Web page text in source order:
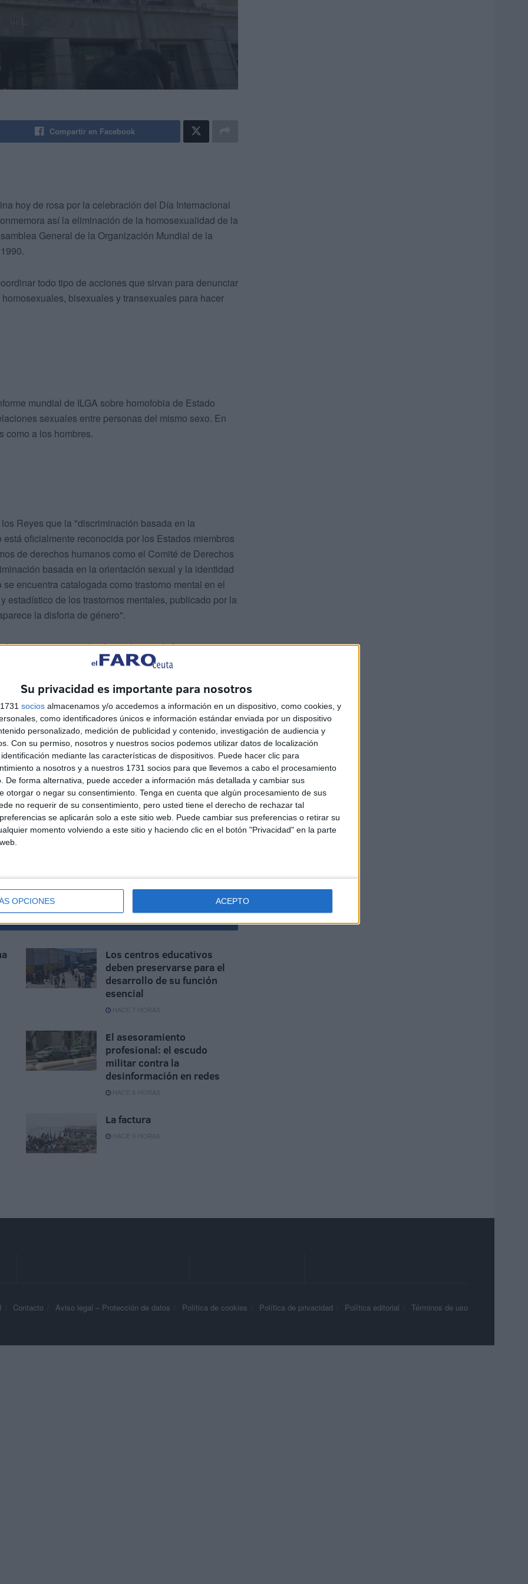
Su privacidad es importante para nosotros
socios almacenamos y/o accedemos a información en un dispositivo, como cookies, y
como identificadores únicos e información estándar enviada por un dispositivo
personalizado, medición de publicidad y contenido, investigación de audiencia y
Con su permiso, nosotros y nuestros socios podemos utilizar datos de localización
mediante las características de dispositivos. Puede hacer clic para
a nosotros y a nuestros 1731 socios para que llevemos a cabo el procesamiento
De forma alternativa, puede acceder a información más detallada y cambiar sus
otorgar o negar su consentimiento. Tenga en cuenta que algún procesamiento de sus
no requerir de su consentimiento, pero usted tiene el derecho de rechazar tal
se aplicarán solo a este sitio web. Puede cambiar sus preferencias o retirar su
momento volviendo a este sitio y haciendo clic en el botón "Privacidad" en la parte
OPCIONES ACEPTO
Compartir en Facebook
hoy de rosa por la celebración del Día Internacional
así la eliminación de la homosexualidad de la
General de la Organización Mundial de la
todo tipo de acciones que sirvan para denunciar
bisexuales y transexuales para hacer
mundial de ILGA sobre homofobia de Estado
sexuales entre personas del mismo sexo. En
como a los hombres.
Reyes que la "discriminación basada en la
oficialmente reconocida por los Estados miembros
de derechos humanos como el Comité de Derechos
basada en la orientación sexual y la identidad
encuentra catalogada como trastorno mental en el
estadístico de los trastornos mentales, publicado por la
la disforia de género".
personas en todo el mundo y también en nuestro
simple hecho de sentir.
conmemoración condenando la discriminación que
en todo el planeta". Para ello y como símbolo de
edificio de la Plaza de los Reyes estará iluminada de
Los centros educativos
deben preservarse para el
desarrollo de su función
esencial
HACE 7 HORAS
El asesoramiento
profesional: el escudo
militar contra la
desinformación en redes
HACE 8 HORAS
La factura
HACE 9 HORAS
Contacto Aviso legal – Protección de datos Política de cookies Política de privacidad Política editorial Términos de uso